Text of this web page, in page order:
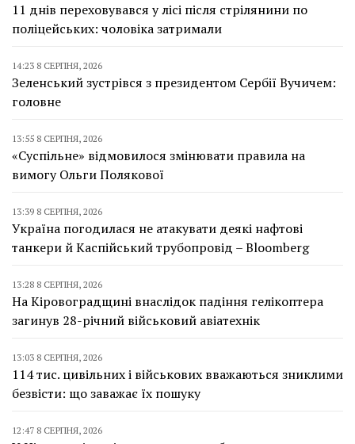
11 днів переховувався у лісі після стрілянини по
поліцейських: чоловіка затримали
14:23 8 СЕРПНЯ, 2026
Зеленський зустрівся з президентом Сербії Вучичем:
головне
13:55 8 СЕРПНЯ, 2026
«Суспільне» відмовилося змінювати правила на
вимогу Ольги Полякової
13:39 8 СЕРПНЯ, 2026
Україна погодилася не атакувати деякі нафтові
танкери й Каспійський трубопровід – Bloomberg
13:28 8 СЕРПНЯ, 2026
На Кіровоградщині внаслідок падіння гелікоптера
загинув 28-річний військовий авіатехнік
13:03 8 СЕРПНЯ, 2026
114 тис. цивільних і військових вважаються зниклими
безвісти: що заважає їх пошуку
12:47 8 СЕРПНЯ, 2026